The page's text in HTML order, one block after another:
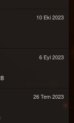
10 Eki 2023
6 Eyl 2023
26 Tem 2023